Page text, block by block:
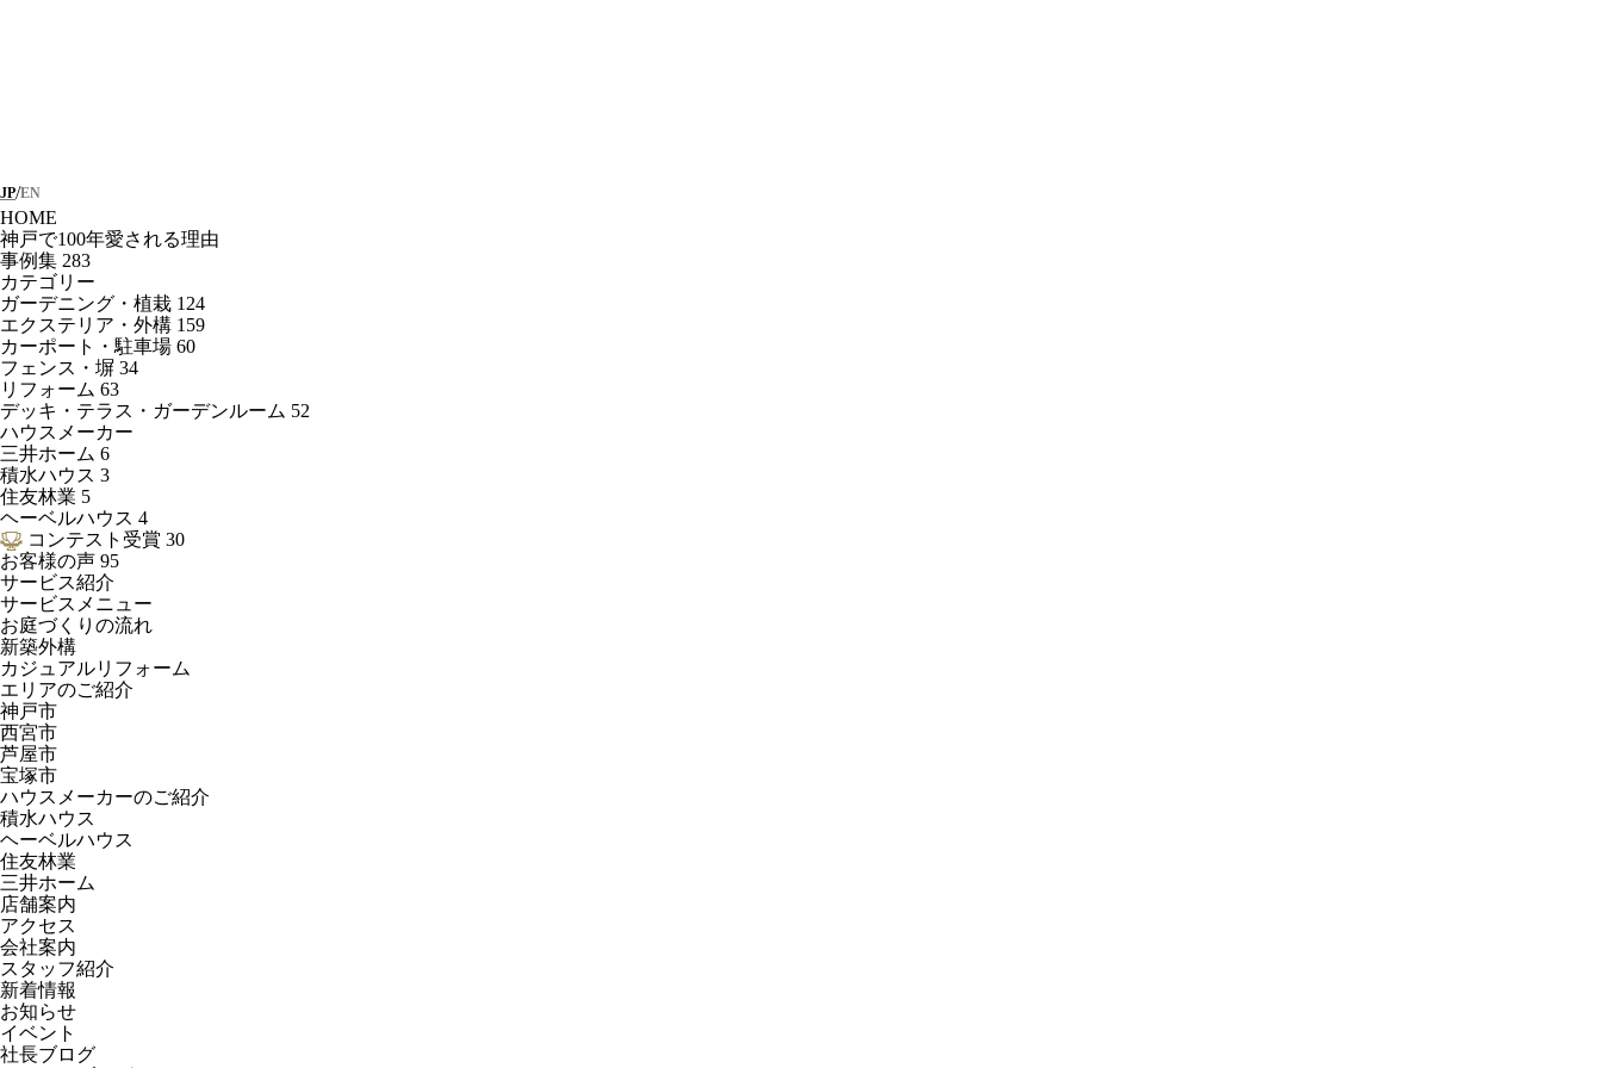
JP/EN
HOME
神戸で100年愛される理由
事例集 283
カテゴリー
ガーデニング・植栽 124
エクステリア・外構 159
カーポート・駐車場 60
フェンス・塀 34
リフォーム 63
デッキ・テラス・ガーデンルーム 52
ハウスメーカー
三井ホーム 6
積水ハウス 3
住友林業 5
ヘーベルハウス 4
コンテスト受賞 30
お客様の声 95
サービス紹介
サービスメニュー
お庭づくりの流れ
新築外構
カジュアルリフォーム
エリアのご紹介
神戸市
西宮市
芦屋市
宝塚市
ハウスメーカーのご紹介
積水ハウス
ヘーベルハウス
住友林業
三井ホーム
店舗案内
アクセス
会社案内
スタッフ紹介
新着情報
お知らせ
イベント
社長ブログ